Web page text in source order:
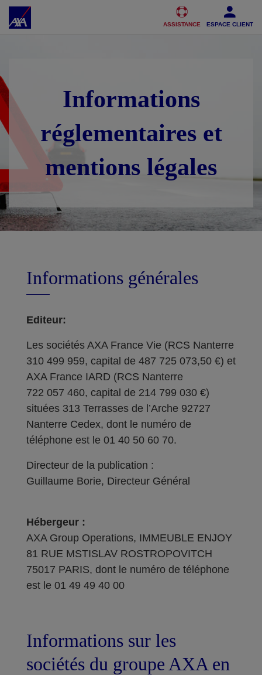
Accéder au Contenu Accéder au Pied de page
ASSISTANCE ESPACE CLIENT
Informations
réglementaires et
mentions légales
Informations générales
Editeur:
Les sociétés AXA France Vie (RCS Nanterre
310 499 959, capital de 487 725 073,50 €) et
AXA France IARD (RCS Nanterre
722 057 460, capital de 214 799 030 €)
situées 313 Terrasses de l’Arche 92727
Nanterre Cedex, dont le numéro de
téléphone est le 01 40 50 60 70.
Directeur de la publication :
Guillaume Borie, Directeur Général
Hébergeur :
AXA Group Operations, IMMEUBLE ENJOY
81 RUE MSTISLAV ROSTROPOVITCH
75017 PARIS, dont le numéro de téléphone
est le 01 49 49 40 00
Informations sur les
sociétés du groupe AXA en